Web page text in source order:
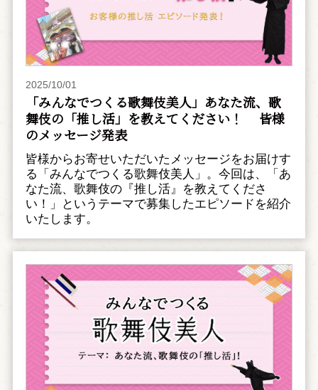
2025/10/01
「みんなでつくる歌舞伎美人」あなた流、歌
舞伎の「推し活」を教えてください！ 皆様
のメッセージ発表
皆様からお寄せいただいたメッセージをお届けす
る「みんなでつくる歌舞伎美人」。今回は、「あ
なた流、歌舞伎の『推し活』を教えてくださ
い！」というテーマで募集したエピソードを紹介
いたします。